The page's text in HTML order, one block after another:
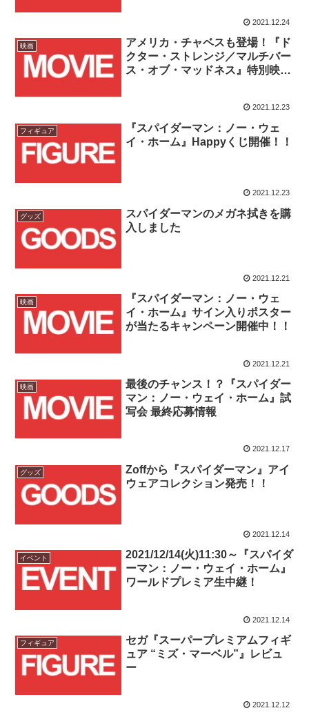
2021.12.24
映画
アメリカ・チャベスも登場！『ド
クター・ストレンジ／マルチバー
ス・オブ・マッドネス』特別映像
2021.12.23
フィギュア
『スパイダーマン：ノー・ウェ
イ・ホーム』Happyくじ開催！！
2021.12.23
グッズ
スパイダーマンのメガネ拭きを購
入しました
2021.12.21
映画
『スパイダーマン：ノー・ウェ
イ・ホーム』サイン入りポスター
が当たるキャンペーン開催中！！
2021.12.21
映画
最後のチャンス！？『スパイダー
マン：ノー・ウェイ・ホーム』試
写会 最終応募情報
2021.12.17
グッズ
Zoffから『スパイダーマン』アイ
ウェアコレクション発売！！
2021.12.14
イベント
2021/12/14(火)11:30～『スパイダ
ーマン：ノー・ウェイ・ホーム』
ワールドプレミア生中継！
2021.12.14
フィギュア
セガ『スーパープレミアムフィギ
ュア “ミズ・マーベル”』レビュ
ー
2021.12.12